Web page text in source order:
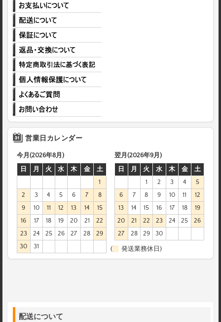
営業日カレンダー
今月(2026年8月)
日
月 火 水 木 金
土
1
2
3 4 5 6 7
8
9
10 11 12 13 14
15
16
17 18 19 20 21
22
23
24 25 26 27 28
29
30
31
翌月(2026年9月)
日
月 火 水 木 金
土
1
2 3 4
5
6
7 8 9 10 11
12
13
14 15 16 17 18
19
20
21 22 23 24 25
26
27
28 29 30
( 発送業務休日)
配送について